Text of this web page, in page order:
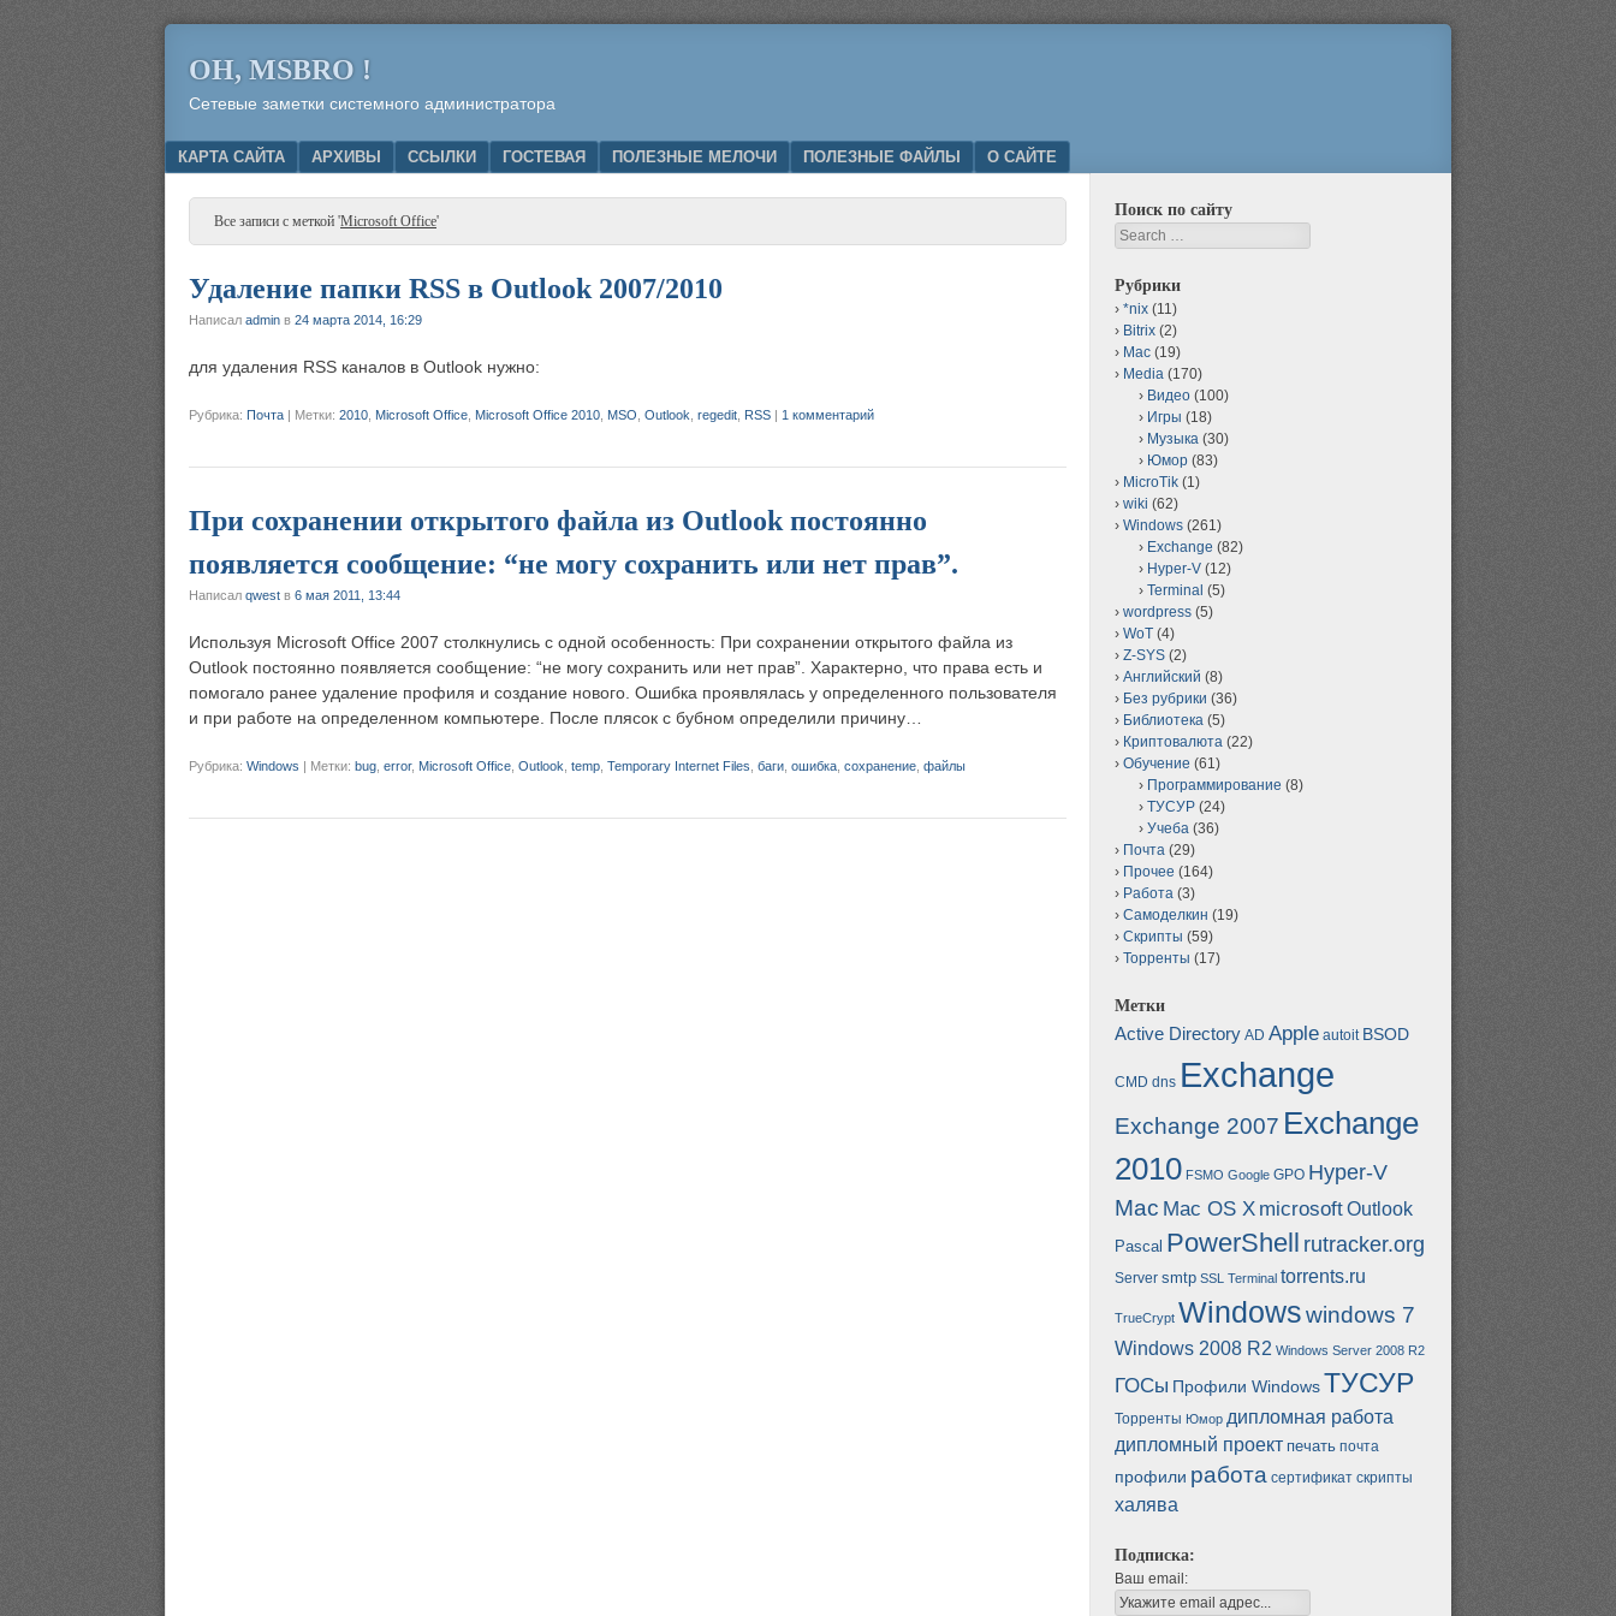
OH, MSBRO !
Сетевые заметки системного администратора
Menu
SKIP TO CONTENT
КАРТА САЙТА АРХИВЫ ССЫЛКИ ГОСТЕВАЯ ПОЛЕЗНЫЕ МЕЛОЧИ ПОЛЕЗНЫЕ ФАЙЛЫ О САЙТЕ
Все записи с меткой 'Microsoft Office'
Удаление папки RSS в Outlook 2007/2010
Написал admin в 24 марта 2014, 16:29
для удаления RSS каналов в Outlook нужно:
Рубрика: Почта | Метки: 2010 Microsoft Office Microsoft Office 2010 MSO Outlook regedit RSS | 1 комментарий
При сохранении открытого файла из Outlook постоянно
появляется сообщение: “не могу сохранить или нет прав”.
Написал qwest в 6 мая 2011, 13:44
Используя Microsoft Office 2007 столкнулись с одной особенность: При сохранении открытого файла из
Outlook постоянно появляется сообщение: “не могу сохранить или нет прав”. Характерно, что права есть и
помогало ранее удаление профиля и создание нового. Ошибка проявлялась у определенного пользователя
и при работе на определенном компьютере. После плясок с бубном определили причину…
Рубрика: Windows | Метки: bug error, Microsoft Office Outlook temp Temporary Internet Files баги ошибка сохранение файлы
Поиск по сайту
Search
Рубрики
*nix (11)
Bitrix (2)
Mac (19)
Media (170)
Видео (100)
Игры (18)
Музыка (30)
Юмор (83)
MicroTik (1)
wiki (62)
Windows (261)
Exchange (82)
Hyper-V (12)
Terminal (5)
wordpress (5)
WoT (4)
Z-SYS (2)
Английский (8)
Без рубрики (36)
Библиотека (5)
Криптовалюта (22)
Обучение (61)
Программирование (8)
ТУСУР (24)
Учеба (36)
Почта (29)
Прочее (164)
Работа (3)
Самоделкин (19)
Скрипты (59)
Торренты (17)
Метки
Active Directory AD Apple autoit BSOD
CMD dns Exchange
Exchange 2007 Exchange
2010 FSMO Google GPO Hyper-V
Mac Mac OS X microsoftOutlook
Pascal PowerShell rutracker.org
Server smtp SSL Terminal torrents.ru
TrueCrypt Windowswindows 7
Windows 2008 R2 Windows Server 2008 R2
ГОСы Профили WindowsТУСУР
Торренты Юмор дипломная работа
дипломный проект печать почта
профили работа сертификат скрипты
халява
Подписка:
Ваш email: